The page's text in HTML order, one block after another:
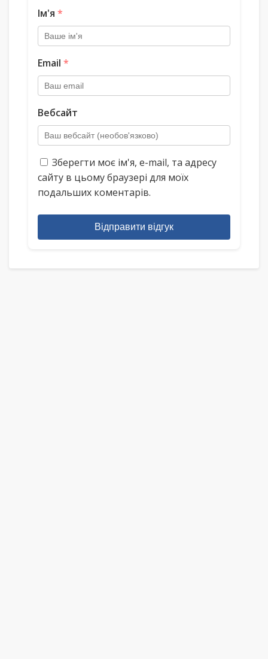
Ім'я *
Email *
Вебсайт
Зберегти моє ім'я, e-mail, та адресу
сайту в цьому браузері для моїх
подальших коментарів.
Відправити відгук